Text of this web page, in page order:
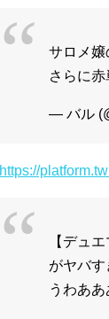
サロメ嬢
さらに
— バル
https://
【デュ
がヤバす
うわあ